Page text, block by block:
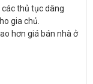
thủ tục dâng
gia chủ.
hơn giá bán nhà ở